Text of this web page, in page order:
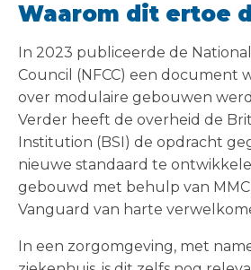
Waarom dit ertoe
In 2023 publiceerde de
Council (NFCC) een document
over modulaire gebouwen
Verder heeft de overheid de
Institution (BSI) de opdracht
nieuwe standaard te
gebouwd met behulp van
Vanguard van harte
In een zorgomgeving, met